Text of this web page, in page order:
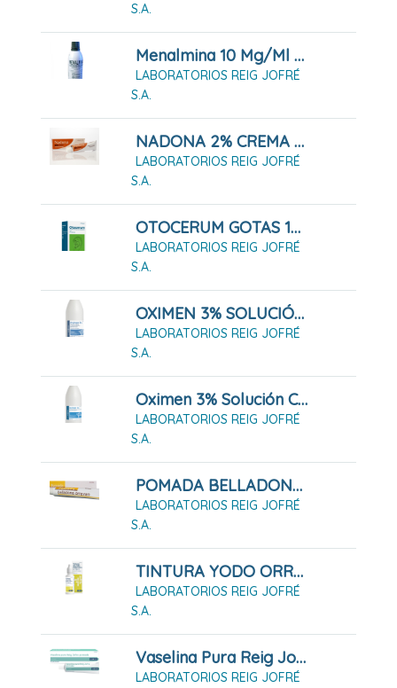
S.A.
Menalmina 10 Mg/ml Solución Cutánea
LABORATORIOS REIG JOFRÉ
S.A.
NADONA 2% CREMA 30 G
LABORATORIOS REIG JOFRÉ
S.A.
OTOCERUM GOTAS 10 ML
LABORATORIOS REIG JOFRÉ
S.A.
OXIMEN 3% SOLUCIÓN CUTÁNEA (250ml)
LABORATORIOS REIG JOFRÉ
S.A.
Oximen 3% Solución Cutánea (500ml)
LABORATORIOS REIG JOFRÉ
S.A.
POMADA BELLADONA ORRAVAN 25 G
LABORATORIOS REIG JOFRÉ
S.A.
TINTURA YODO ORRAVAN SOLUCIÓN 25 ML
LABORATORIOS REIG JOFRÉ
S.A.
Vaselina Pura Reig Jofre Pomada (18g)
LABORATORIOS REIG JOFRÉ